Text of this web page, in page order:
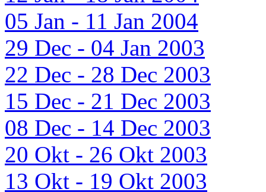
05 Jan - 11 Jan 2004
29 Dec - 04 Jan 2003
22 Dec - 28 Dec 2003
15 Dec - 21 Dec 2003
08 Dec - 14 Dec 2003
20 Okt - 26 Okt 2003
13 Okt - 19 Okt 2003